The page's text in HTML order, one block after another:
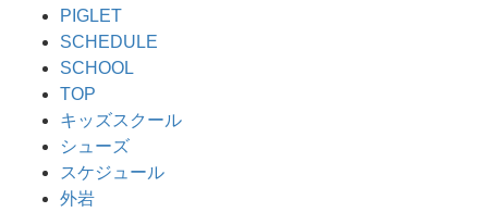
PIGLET
SCHEDULE
SCHOOL
TOP
キッズスクール
シューズ
スケジュール
外岩